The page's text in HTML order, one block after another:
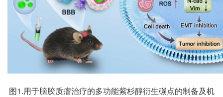
图1.用于脑胶质瘤治疗的多功能紫杉醇衍生碳点的制备及机